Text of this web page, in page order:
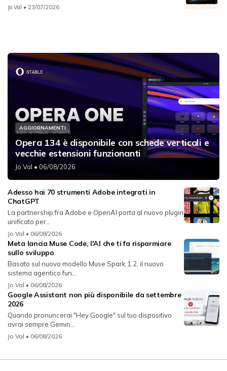
Jo Val • 23/07/2026
AGGIORNAMENTI
Opera 134 è disponibile con schede verticali e
vecchie estensioni funzionanti
Jo Val • 06/08/2026
Adesso hai 70 strumenti Adobe integrati in
ChatGPT
La partnership fra Adobe e OpenAI porta al nuovo plugin
unificato per...
Jo Val • 06/08/2026
Meta lancia Muse Code, l'AI che ti fa risparmiare
sullo sviluppo
Basato sul nuovo modello Muse Spark 1.2, il nuovo
sistema agentico fun...
Jo Val • 06/08/2026
Google Assistant non più disponibile da settembre
2026
Quando pronuncerai "Hey Google" sul tuo dispositivo
avrai sempre Gemin...
Jo Val • 06/08/2026